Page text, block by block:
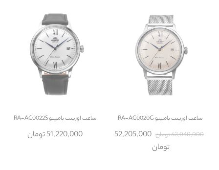
ساعتاورینت بامبینو RA-AC0020G
63,040,000 تومان
52,205,000
تومان
ساعتاورینت بامبینو RA-AC0022S
51,220,000 تومان